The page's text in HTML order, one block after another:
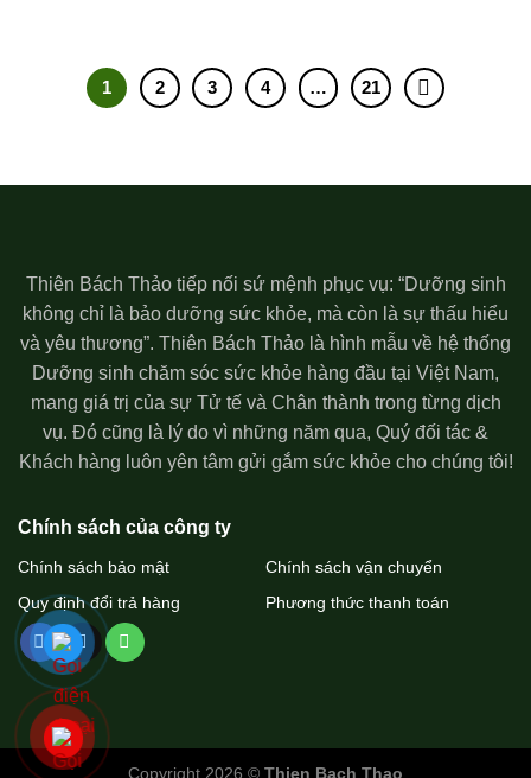
1 2 3 4 … 21
Thiên Bách Thảo tiếp nối sứ mệnh phục vụ: “Dưỡng sinh
không chỉ là bảo dưỡng sức khỏe, mà còn là sự thấu hiểu
và yêu thương”. Thiên Bách Thảo là hình mẫu về hệ thống
Dưỡng sinh chăm sóc sức khỏe hàng đầu tại Việt Nam,
mang giá trị của sự Tử tế và Chân thành trong từng dịch
vụ. Đó cũng là lý do vì những năm qua, Quý đối tác &
Khách hàng luôn yên tâm gửi gắm sức khỏe cho chúng tôi!
Chính sách của công ty
Chính sách bảo mật
Chính sách vận chuyển
Quy định đổi trả hàng
Phương thức thanh toán
Copyright 2026 © Thien Bach Thao